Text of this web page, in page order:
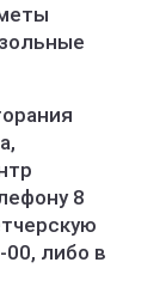
8
либо в